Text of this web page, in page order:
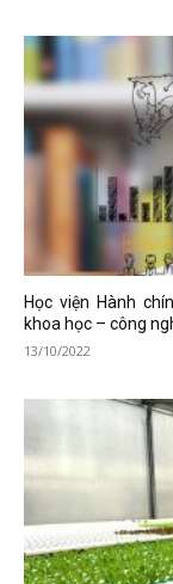
Học viện Hành
khoa học – công
13/10/2022